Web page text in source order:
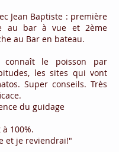
Jean Baptiste : première
au bar à vue et 2ème
au Bar en bateau.
connaît le poisson par
les sites qui vont
Super conseils. Très
du guidage
100%.
et je reviendrai!"